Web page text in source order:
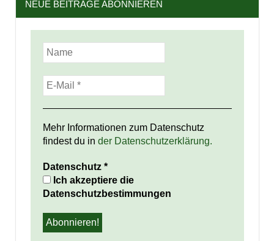
NEUE BEITRÄGE ABONNIEREN
Mehr Informationen zum Datenschutz
findest du in der Datenschutzerklärung.
Datenschutz *
Ich akzeptiere die
Datenschutzbestimmungen